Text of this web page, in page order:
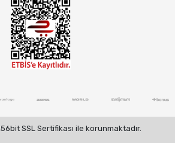
SSL Sertifikası ile korunmaktadır.